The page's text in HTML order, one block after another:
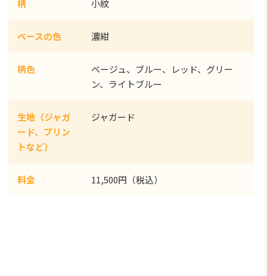
柄 小紋
ベースの色 濃紺
柄色
ベージュ、ブルー、レッド、グリー
ン、ライトブルー
生地（ジャガ
ード、プリン
トなど）
ジャガード
料金 11,500円（税込）